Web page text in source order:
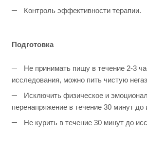
Контроль эффективности терапии.
Подготовка
Не принимать пищу в течение 2-3
исследования, можно пить чистую
Исключить физическое и
перенапряжение в течение 30 минут до
Не курить в течение 30 минут до